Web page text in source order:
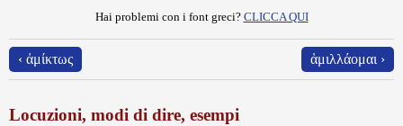
Hai problemi con i font greci? CLICCA QUI
‹ ἀμίκτως ἁμιλλάομαι ›
Locuzioni, modi di dire, esempi